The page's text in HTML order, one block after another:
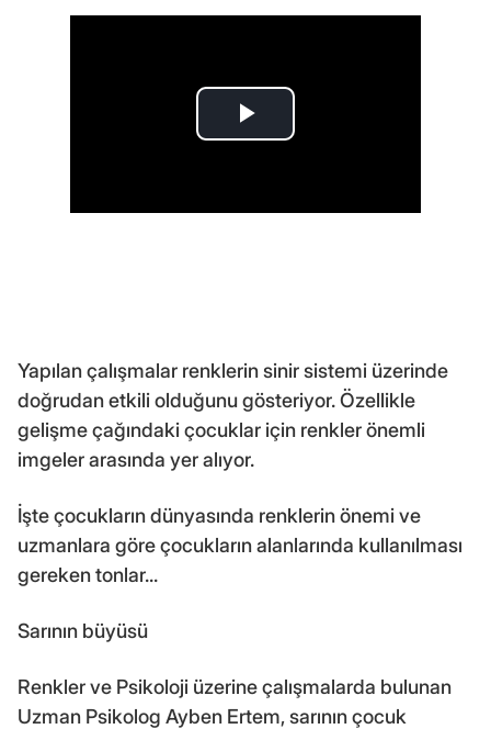
Yapılan çalışmalar renklerin sinir sistemi üzerinde
doğrudan etkili olduğunu gösteriyor. Özellikle
gelişme çağındaki çocuklar için renkler önemli
imgeler arasında yer alıyor.
İşte çocukların dünyasında renklerin önemi ve
uzmanlara göre çocukların alanlarında kullanılması
gereken tonlar...
Sarının büyüsü
Renkler ve Psikoloji üzerine çalışmalarda bulunan
Uzman Psikolog Ayben Ertem, sarının çocuk